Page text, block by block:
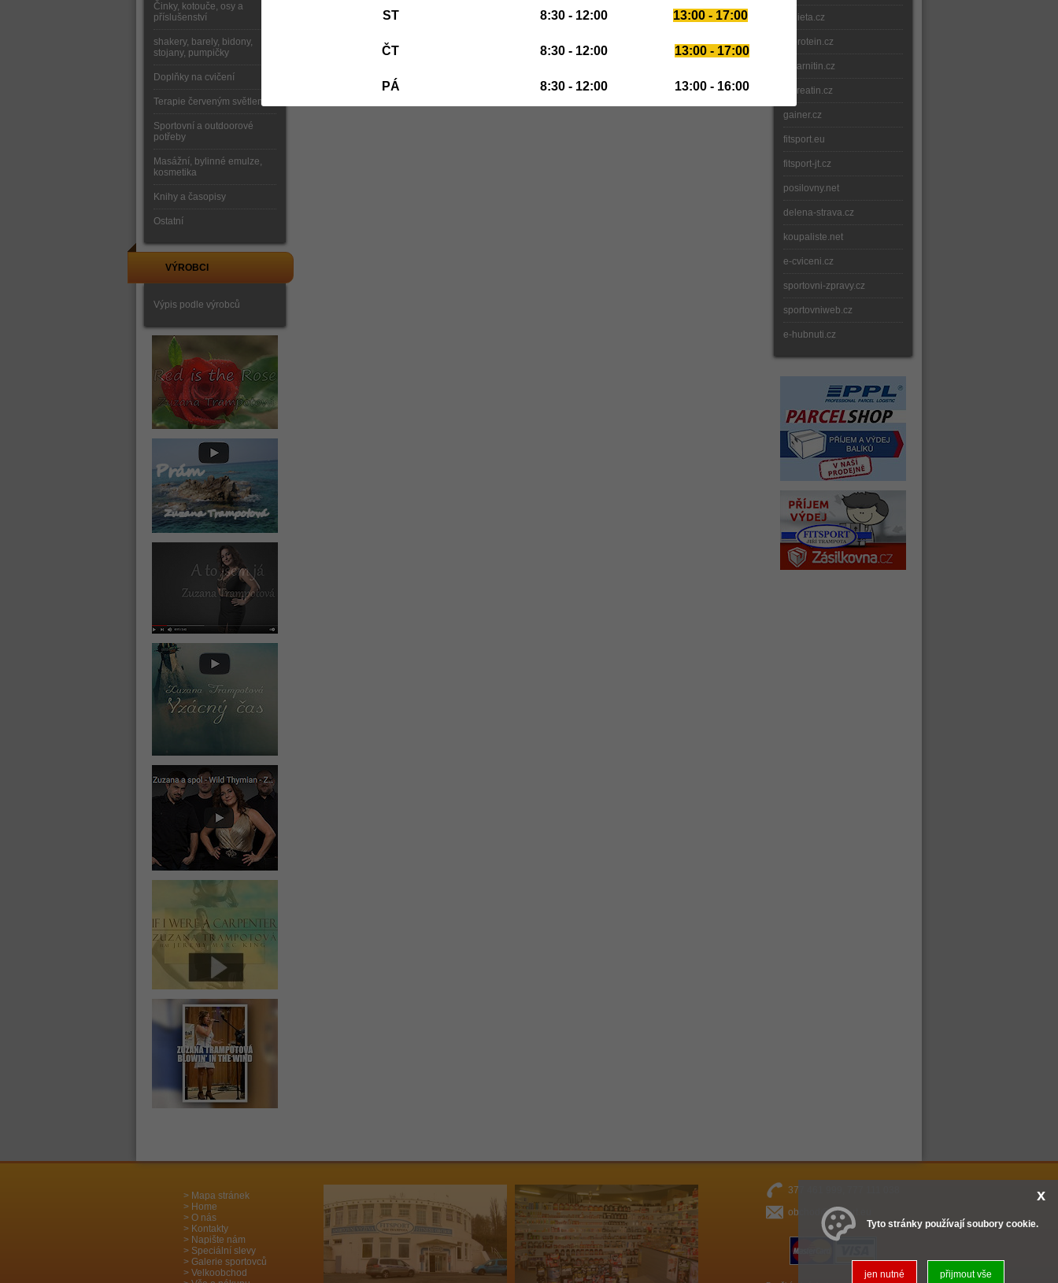
Činky, kotouče, osy a
příslušenství
shakery, barely, bidony,
stojany, pumpičky
Doplňky na cvičení
Terapie červeným světlem
Sportovní a outdoorové
potřeby
Masážní, bylinné emulze,
kosmetika
Knihy a časopisy
Ostatní
VÝROBCI
Výpis podle výrobců
e-dieta.cz
e-protein.cz
e-karnitin.cz
e-kreatin.cz
gainer.cz
fitsport.eu
fitsport-jt.cz
posilovny.net
delena-strava.cz
koupaliste.net
e-cviceni.cz
sportovni-zpravy.cz
sportovniweb.cz
e-hubnuti.cz
Mapa stránek
Home
O nás
Kontakty
Napište nám
Speciální slevy
Galerie sportovců
Velkoobchod
377 461 999, 777 111 038
obchod@fitsport.eu
ST 8:30 - 12:00 13:00 - 17:00
ČT 8:30 - 12:00 13:00 - 17:00
PÁ 8:30 - 12:00 13:00 - 16:00
x
Tyto stránky používají soubory cookie.
jen nutné přijmout vše